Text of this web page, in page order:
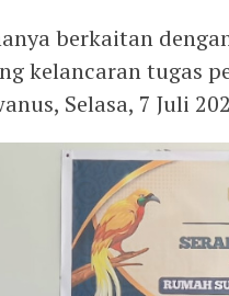
berkaitan
kelancaran tugas
Selasa, 7 Juli